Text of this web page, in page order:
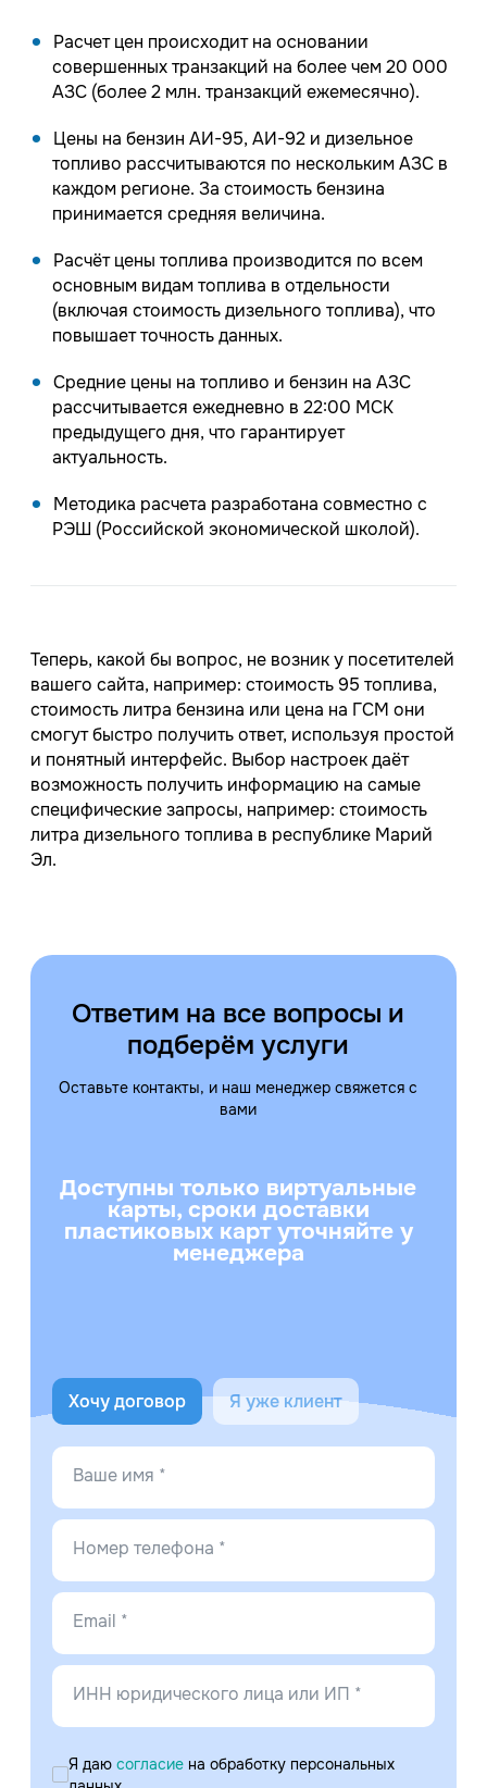
Расчет цен происходит на основании
совершенных транзакций на более чем 20 000
АЗС (более 2 млн. транзакций ежемесячно).
Цены на бензин АИ-95, АИ-92 и дизельное
топливо рассчитываются по нескольким АЗС в
каждом регионе. За стоимость бензина
принимается средняя величина.
Расчёт цены топлива производится по всем
основным видам топлива в отдельности
(включая стоимость дизельного топлива), что
повышает точность данных.
Средние цены на топливо и бензин на АЗС
рассчитывается ежедневно в 22:00 МСК
предыдущего дня, что гарантирует
актуальность.
Методика расчета разработана совместно с
РЭШ (Российской экономической школой).
Теперь, какой бы вопрос, не возник у посетителей
вашего сайта, например: стоимость 95 топлива,
стоимость литра бензина или цена на ГСМ они
смогут быстро получить ответ, используя простой
и понятный интерфейс. Выбор настроек даёт
возможность получить информацию на самые
специфические запросы, например: стоимость
литра дизельного топлива в республике Марий
Эл.
Ответим на все вопросы и
подберём услуги
Оставьте контакты, и наш менеджер свяжется с
вами
Доступны только виртуальные
карты, сроки доставки
пластиковых карт уточняйте у
менеджера
Хочу договор Я уже клиент
Ваше имя *
Номер телефона *
Email *
ИНН юридического лица или ИП *
Я даю согласие на обработку персональных